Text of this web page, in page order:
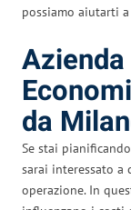
possiamo aiutarti
da
Se stai
sarai interessato a
operazione. In